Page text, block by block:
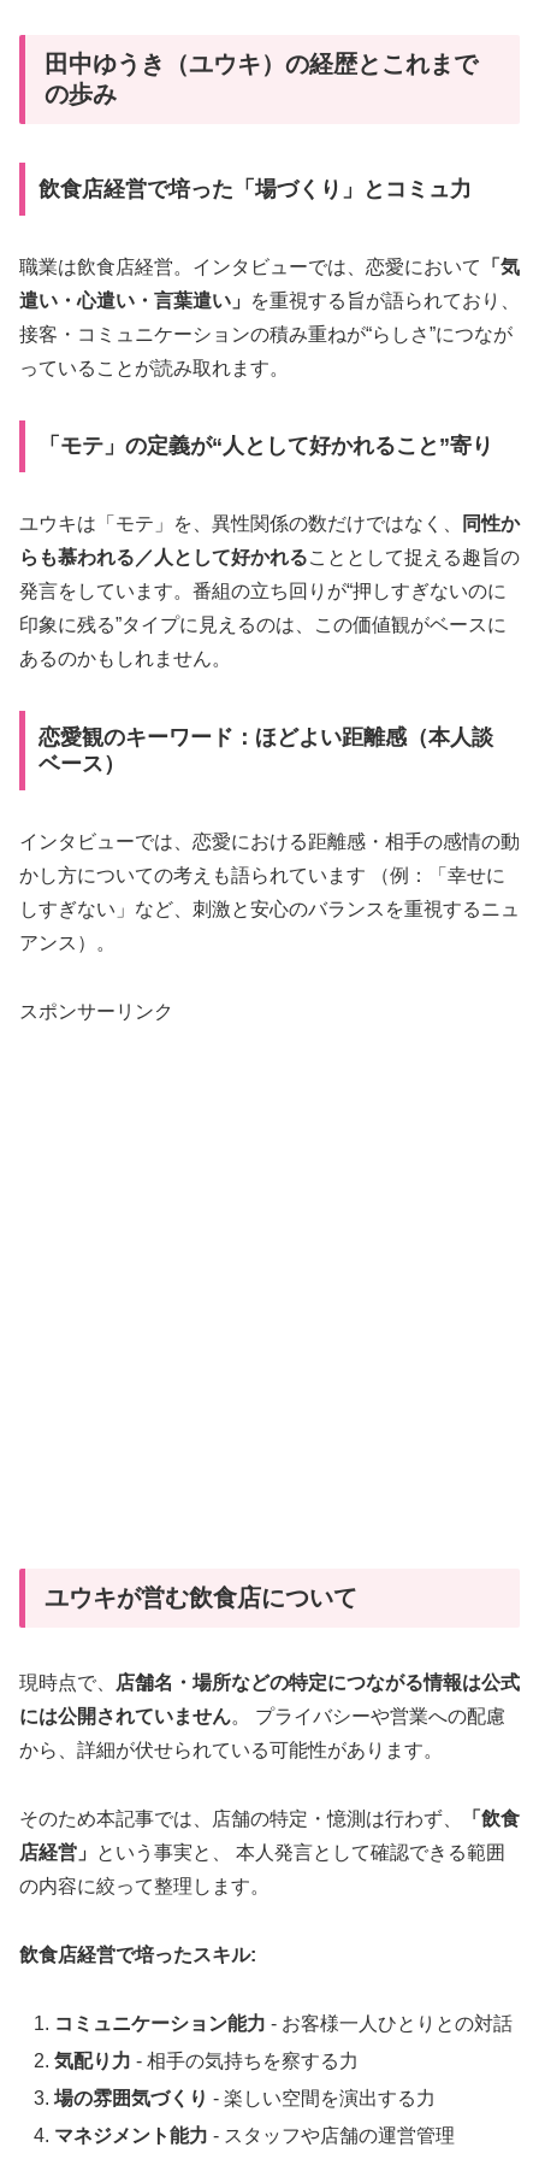
田中ゆうき（ユウキ）の経歴とこれまで
の歩み
飲食店経営で培った「場づくり」とコミュ力
職業は飲食店経営。インタビューでは、恋愛において
「気
遣い・心遣い・言葉遣い」
を重視する旨が語られており、
接客・コミュニケーションの積み重ねが“らしさ”につなが
っていることが読み取れます。
「モテ」の定義が“人として好かれること”寄り
ユウキは「モテ」を、異性関係の数だけではなく、
同性か
らも慕われる／人として好かれることとして捉える趣旨の
発言をしています。番組の立ち回りが“押しすぎないのに
印象に残る”タイプに見えるのは、この価値観がベースに
あるのかもしれません。
恋愛観のキーワード：ほどよい距離感（本人談
ベース）
インタビューでは、恋愛における距離感・相手の感情の動
かし方についての考えも語られています （例：「幸せに
しすぎない」など、刺激と安心のバランスを重視するニュ
アンス）。
スポンサーリンク
ユウキが営む飲食店について
現時点で、
店舗名・場所などの特定につながる情報は公式
には公開されていません。 プライバシーや営業への配慮
から、詳細が伏せられている可能性があります。
そのため本記事では、店舗の特定・憶測は行わず、
「飲食
店経営」
という事実と、 本人発言として確認できる範囲
の内容に絞って整理します。
飲食店経営で培ったスキル:
コミュニケーション能力 - お客様一人ひとりとの対話
気配り力 - 相手の気持ちを察する力
場の雰囲気づくり - 楽しい空間を演出する力
マネジメント能力 - スタッフや店舗の運営管理